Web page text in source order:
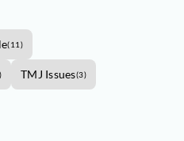
(11 )
) TMJ Issues(3)